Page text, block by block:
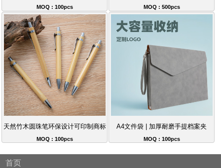
MOQ : 100pcs MOQ : 500pcs
天然竹木圆珠笔环保设计可印制商标
MOQ : 100pcs
A4文件袋 | 加厚耐磨手提档案夹
MOQ : 100pcs
首页